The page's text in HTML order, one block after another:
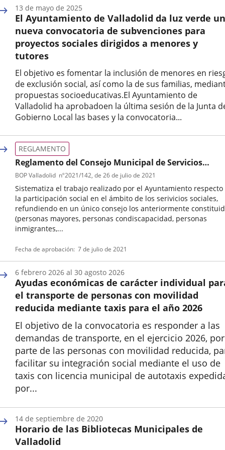
El Ayuntamiento de Valladolid da luz verde
nueva convocatoria de subvenciones para
proyectos sociales dirigidos a menores y
tutores
El objetivo es fomentar la inclusión de menores en
de exclusión social, así como la de sus familias,
propuestas socioeducativas.El Ayuntamiento de
Valladolid ha aprobadoen la última sesión de la Junta
Gobierno Local las bases y la convocatoria...
de
la
noticia
13 de mayo de 2025
Reglamento del Consejo Municipal de Servicios
Sociales
Sistematiza el trabajo realizado por el Ayuntamiento respecto
la participación social en el ámbito de los serivicios sociales,
refundiendo en un único consejo los anteriormente
(personas mayores, personas condiscapacidad, personas
inmigrantes,...
de
normativa
REGLAMENTO
boletin
BOP Valladolid nº2021/142, de 26 de julio de 2021
Fecha de aprobación 7 de julio de 2021
Ayudas económicas de carácter individual
el transporte de personas con movilidad
reducida mediante taxis para el año 2026
El objetivo de la convocatoria es responder a las
demandas de transporte, en el ejercicio 2026, por
parte de las personas con movilidad reducida,
facilitar su integración social mediante el uso de
taxis con licencia municipal de autotaxis
por...
Inicio
6 febrero 2026 al 30 agosto 2026
Horario de las Bibliotecas Municipales de
Valladolid
14 de septiembre de 2020